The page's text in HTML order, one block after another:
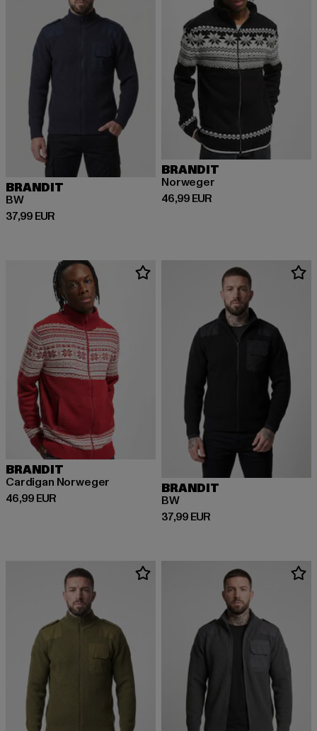
BRANDIT
BW
37,99 EUR
Derzeitiger Preis: 37,99 EUR
BRANDIT
Norweger
46,99 EUR
Derzeitiger Preis: 46,99 EUR
BRANDIT
Cardigan Norweger
46,99 EUR
Derzeitiger Preis: 46,99 EUR
BRANDIT
BW
37,99 EUR
Derzeitiger Preis: 37,99 EUR